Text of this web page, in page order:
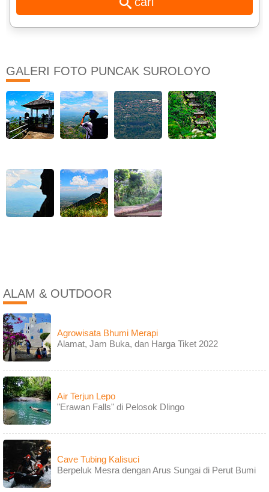
GALERI FOTO PUNCAK SUROLOYO
ALAM & OUTDOOR
Agrowisata Bhumi Merapi
Alamat, Jam Buka, dan Harga Tiket 2022
Air Terjun Lepo
"Erawan Falls" di Pelosok Dlingo
Cave Tubing Kalisuci
Berpeluk Mesra dengan Arus Sungai di Perut Bumi